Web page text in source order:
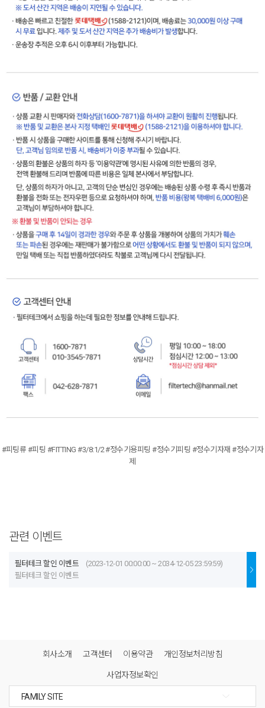
#피팅류 #피팅 #FITTING #3/8:1/2 #정수기용피팅 #정수기피팅 #정수기자재 #정수기자
제
관련 이벤트
필터테크 할인 이벤트
(2023-12-01 00:00:00 ~ 2034-12-05 23:59:59)
필터테크 할인 이벤트
회사소개 고객센터 이용약관 개인정보처리방침
사업자정보확인